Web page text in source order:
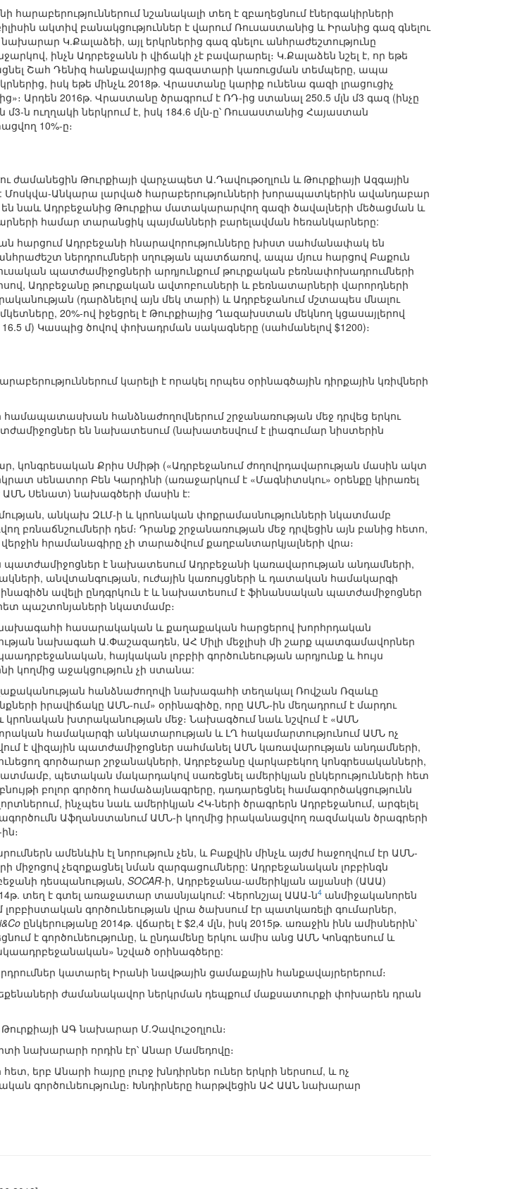
նշանակալի տեղ է զբաղեցնում էներգակիրների
ակտիվ բանակցություններ է վարում Ռուսաստանից և Իրանից գազ գնելու
Կ.Քալաձեի, այլ երկրներից գազ գնելու անհրաժեշտությունը
ինչն Ադրբեջանն ի վիճակի չէ բավարարել։ Կ.Քալաձեն նշել է, որ եթե
Շահ Դենիզ հանքավայրից գազատարի կառուցման տեմպերը, ապա
իսկ եթե մինչև 2018թ. Վրաստանը կարիք ունենա գազի լրացուցիչ
Արդեն 2016թ. Վրաստանը ծրագրում է ՌԴ-ից ստանալ 250.5 մլն մ3 գազ (ինչը
մ3-ն ուղղակի ներկրում է, իսկ 184.6 մլն-ը՝ Ռուսաստանից Հայաստան
10%-ը։
ժամանեցին Թուրքիայի վարչապետ Ա.Դավութօղլուն և Թուրքիայի Ազգային
: Մոսկվա-Անկարա լարված հարաբերությունների խորապատկերին ավանդաբար
են նաև Ադրբեջանից Թուրքիա մատակարարվող գազի ծավալների մեծացման և
համար տարանցիկ պայմանների բարելավման հեռանկարները:
հարցում Ադրբեջանի հնարավորությունները խիստ սահմանափակ են
ներդրումների սղության պատճառով, ապա մյուս հարցով Բաքուն
պատժամիջոցների արդյունքում թուրքական բեռնափոխադրումների
Ադրբեջանը թուրքական ավտոբուսների և բեռնատարների վարորդների
(դարձնելով այն մեկ տարի) և Ադրբեջանում մշտապես մնալու
20%-ով իջեցրել է Թուրքիայից Ղազախստան մեկնող կցասայլերով
մ) Կասպից ծովով փոխադրման սակագները (սահմանելով $1200)։
կարելի է որակել որպես օրինագծային դիրքային կռիվների
հանձնաժողովներում շրջանառության մեջ դրվեց երկու
են նախատեսում (նախատեսվում է լիագումար նիստերին
կոնգրեսական Քրիս Սմիթի («Ադրբեջանում ժողովրդավարության մասին ակտ
սենատոր Բեն Կարդինի (առաջարկում է «Մագնիտսկու» օրենքը կիրառել
Սենատ) նախագծերի մասին է:
անկախ ԶԼՄ-ի և կրոնական փոքրամասնությունների նկատմամբ
բռնաճնշումների դեմ։ Դրանք շրջանառության մեջ դրվեցին այն բանից հետո,
հրամանագիրը չի տարածվում քաղբանտարկյալների վրա։
է նախատեսում Ադրբեջանի կառավարության անդամների,
անվտանգության, ուժային կառույցների և դատական համակարգի
ավելի ընդգրկուն է և նախատեսում է ֆինանսական պատժամիջոցներ
պաշտոնյաների նկատմամբ։
նախագահի հասարակական և քաղաքական հարցերով խորհրդական
նախագահ Ա.Փաշազադեն, ԱՀ Միլի մեջլիսի մի շարք պատգամավորներ
հայկական լոբբիի գործունեության արդյունք և հույս
կողմից աջակցություն չի ստանա:
հանձնաժողովի նախագահի տեղակալ Ռովշան Ռզաևը
իրավիճակը ԱՄՆ-ում» օրինագիծը, որը ԱՄՆ-ին մեղադրում է մարդու
խտրականության մեջ։ Նախագծում նաև նշվում է «ԱՄՆ
համակարգի անկատարության և ԼՂ հակամարտությունում ԱՄՆ ոչ
է վիզային պատժամիջոցներ սահմանել ԱՄՆ կառավարության անդամների,
գործարար շրջանակների, Ադրբեջանը վարկաբեկող կոնգրեսականների,
պետական մակարդակով սառեցնել ամերիկյան ընկերությունների հետ
բոլոր գործող համաձայնագրերը, դադարեցնել համագործակցությունն
ինչպես նաև ամերիկյան ՀԿ-ների ծրագրերն Ադրբեջանում, արգելել
Աֆղանստանում ԱՄՆ-ի կողմից իրականացվող ռազմական ծրագրերի
ամենևին էլ նորություն չեն, և Բաքվին մինչև այժմ հաջողվում էր ԱՄՆ-
միջոցով չեզոքացնել նման զարգացումները: Ադրբեջանական լոբբինգն
դեսպանության, SOCAR-ի, Ադրբեջանա-ամերիկյան ալյանսի (ԱԱԱ)
տեղ է գտել առաջատար տասնյակում: Վերոնշյալ ԱԱԱ-ն4 անմիջականորեն
գործունեության վրա ծախսում էր պատկառելի գումարներ,
ընկերությանը 2014թ. վճարել է $2,4 մլն, իսկ 2015թ. առաջին ինն ամիսներին՝
է գործունեությունը, և ընդամենը երկու ամիս անց ԱՄՆ Կոնգրեսում և
նշված օրինագծերը:
կատարել Իրանի նավթային ցամաքային հանքավայրերերում։
ժամանակավոր ներկրման դեպքում մաքսատուրքի փոխարեն դրան
ԱԳ նախարար Մ.Չավուշօղլուն։
նախարարի որդին էր՝ Անար Մամեդովը։
երբ Անարի հայրը լուրջ խնդիրներ ուներ երկրի ներսում, և ոչ
գործունեությունը։ Խնդիրները հարթվեցին ԱՀ ԱԱՆ նախարար